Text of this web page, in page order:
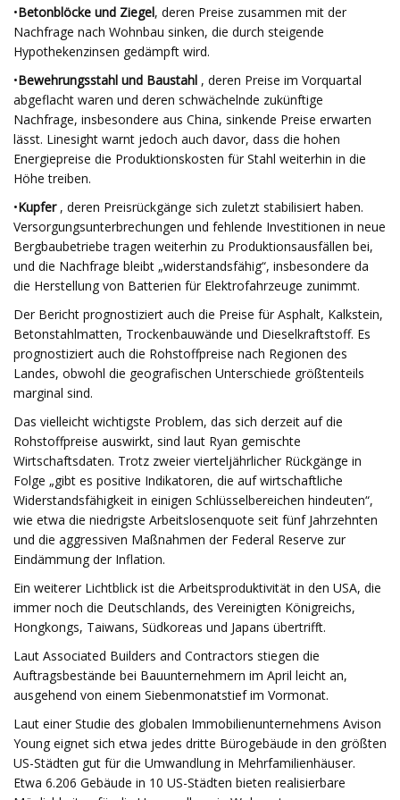
•Betonblöcke und Ziegel, deren Preise zusammen mit der
Nachfrage nach Wohnbau sinken, die durch steigende
Hypothekenzinsen gedämpft wird.
•Bewehrungsstahl und Baustahl , deren Preise im Vorquartal
abgeflacht waren und deren schwächelnde zukünftige
Nachfrage, insbesondere aus China, sinkende Preise erwarten
lässt. Linesight warnt jedoch auch davor, dass die hohen
Energiepreise die Produktionskosten für Stahl weiterhin in die
Höhe treiben.
•Kupfer, deren Preisrückgänge sich zuletzt stabilisiert haben.
Versorgungsunterbrechungen und fehlende Investitionen in neue
Bergbaubetriebe tragen weiterhin zu Produktionsausfällen bei,
und die Nachfrage bleibt „widerstandsfähig“, insbesondere da
die Herstellung von Batterien für Elektrofahrzeuge zunimmt.
Der Bericht prognostiziert auch die Preise für Asphalt, Kalkstein,
Betonstahlmatten, Trockenbauwände und Dieselkraftstoff. Es
prognostiziert auch die Rohstoffpreise nach Regionen des
Landes, obwohl die geografischen Unterschiede größtenteils
marginal sind.
Das vielleicht wichtigste Problem, das sich derzeit auf die
Rohstoffpreise auswirkt, sind laut Ryan gemischte
Wirtschaftsdaten. Trotz zweier vierteljährlicher Rückgänge in
Folge „gibt es positive Indikatoren, die auf wirtschaftliche
Widerstandsfähigkeit in einigen Schlüsselbereichen hindeuten“,
wie etwa die niedrigste Arbeitslosenquote seit fünf Jahrzehnten
und die aggressiven Maßnahmen der Federal Reserve zur
Eindämmung der Inflation.
Ein weiterer Lichtblick ist die Arbeitsproduktivität in den USA, die
immer noch die Deutschlands, des Vereinigten Königreichs,
Hongkongs, Taiwans, Südkoreas und Japans übertrifft.
Laut Associated Builders and Contractors stiegen die
Auftragsbestände bei Bauunternehmern im April leicht an,
ausgehend von einem Siebenmonatstief im Vormonat.
Laut einer Studie des globalen Immobilienunternehmens Avison
Young eignet sich etwa jedes dritte Bürogebäude in den größten
US-Städten gut für die Umwandlung in Mehrfamilienhäuser.
Etwa 6.206 Gebäude in 10 US-Städten bieten realisierbare